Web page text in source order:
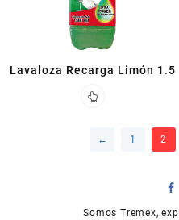
Lavaloza Recarga Limón 1.5
← 1 2
Somos Tremex,